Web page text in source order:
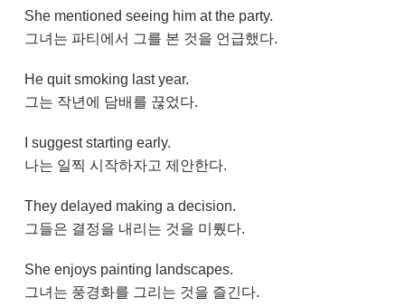
She mentioned seeing him at the party.
그녀는 파티에서 그를 본 것을 언급했다.
He quit smoking last year.
그는 작년에 담배를 끊었다.
I suggest starting early.
나는 일찍 시작하자고 제안한다.
They delayed making a decision.
그들은 결정을 내리는 것을 미뤘다.
She enjoys painting landscapes.
그녀는 풍경화를 그리는 것을 즐긴다.